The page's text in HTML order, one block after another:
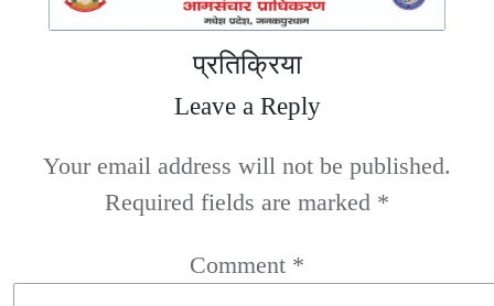
प्रतिक्रिया
Leave a Reply
Your email address will not be published.
Required fields are marked *
Comment *